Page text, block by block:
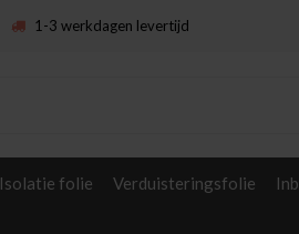
1-3 werkdagen levertijd
Isolatie folie Verduisteringsfolie